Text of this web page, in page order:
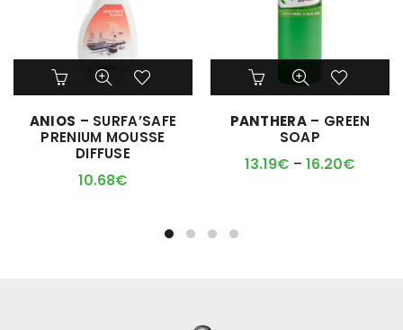
ANIOS – SURFA’SAFE
PRENIUM MOUSSE
DIFFUSE
10.68€
Ce
produit
plusieurs
variations.
Les
PANTHERA – GREEN
SOAP
13.19€ – 16.20€